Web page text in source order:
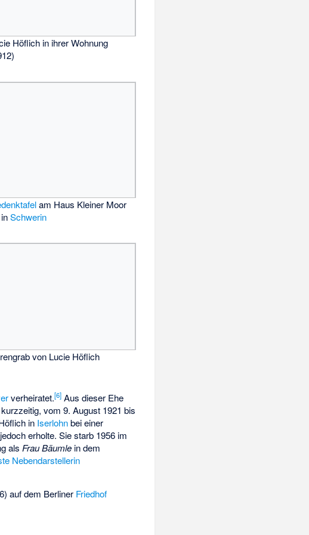
Höflich in ihrer Wohnung
am Haus Kleiner Moor
inSchwerin
von Lucie Höflich
verheiratet.[6] Aus dieser Ehe
vom 9. August 1921 bis
in Iserlohnbei einer
erholte. Sie starb 1956 im
als Frau Bäumle in dem
Nebendarstellerin
auf dem Berliner Friedhof